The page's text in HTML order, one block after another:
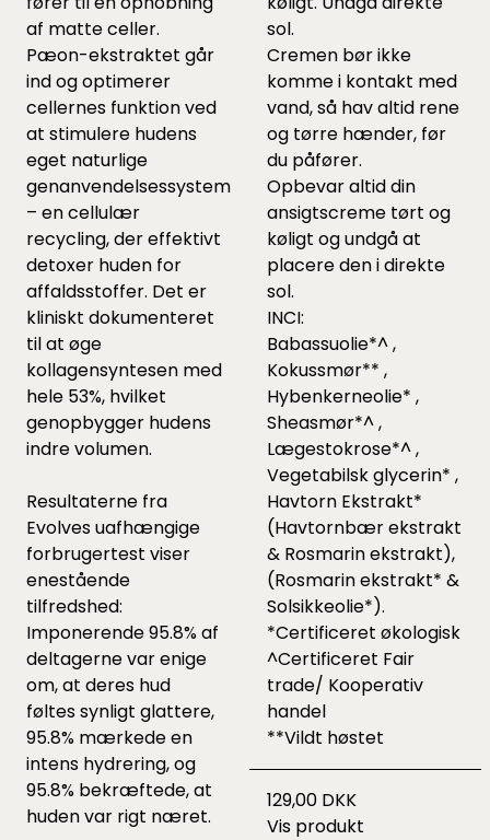
af matte celler.
Pæon-ekstraktet går
ind og optimerer
cellernes funktion ved
at stimulere hudens
eget naturlige
genanvendelsessystem
– en cellulær
recycling, der effektivt
detoxer huden for
affaldsstoffer. Det er
kliniskt dokumenteret
til at øge
kollagensyntesen med
hele 53%, hvilket
genopbygger hudens
indre volumen.
Resultaterne fra
Evolves uafhængige
forbrugertest viser
enestående
tilfredshed:
Imponerende 95.8% af
deltagerne var enige
om, at deres hud
føltes synligt glattere,
95.8% mærkede en
intens hydrering, og
95.8% bekræftede, at
huden var rigt næret.
sol.
Cremen bør ikke
komme i kontakt med
vand, så hav altid rene
og tørre hænder, før
du påfører.
Opbevar altid din
ansigtscreme tørt og
køligt og undgå at
placere den i direkte
sol.
INCI:
Babassuolie*^ ,
Kokussmør** ,
Hybenkerneolie* ,
Sheasmør*^ ,
Lægestokrose*^ ,
Vegetabilsk glycerin* ,
Havtorn Ekstrakt*
(Havtornbær ekstrakt
& Rosmarin ekstrakt),
(Rosmarin ekstrakt* &
Solsikkeolie*).
*Certificeret økologisk
^Certificeret Fair
trade/ Kooperativ
handel
**Vildt høstet
129,00 DKK
Vis produkt